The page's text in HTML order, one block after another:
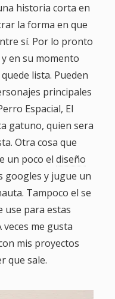
historia corta en
la forma en que
sí. Por lo pronto
en su momento
lista. Pueden
principales
Espacial, El
gatuno, quien sera
Otra cosa que
un poco el diseño
googles y jugue un
Tampoco el se
use para estas
veces me gusta
mis proyectos
que sale.